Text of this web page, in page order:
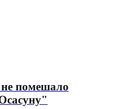
не помешало